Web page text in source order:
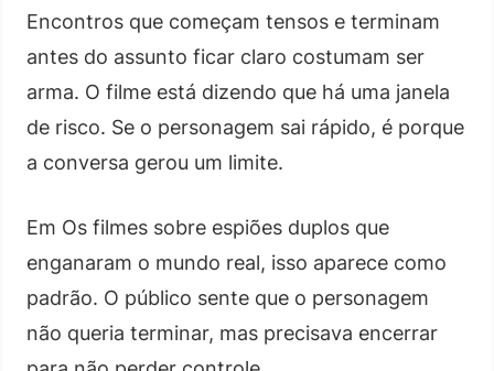
Encontros que começam tensos e terminam
antes do assunto ficar claro costumam ser
arma. O filme está dizendo que há uma janela
de risco. Se o personagem sai rápido, é porque
a conversa gerou um limite.
Em Os filmes sobre espiões duplos que
enganaram o mundo real, isso aparece como
padrão. O público sente que o personagem
não queria terminar, mas precisava encerrar